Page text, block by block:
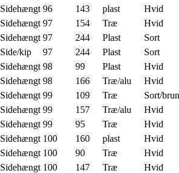
Sidehængt 96 143 plast
Hvid
Sidehængt 97 154 Træ
Hvid
Sidehængt 97 244 Plast
Sort
Side/kip 97 244 Plast
Sort
Sidehængt 98 99 Plast
Hvid
Sidehængt 98 166 Træ/alu
Hvid
Sidehængt 99 109 Træ
Sort/brun
Sidehængt 99 157 Træ/alu
Hvid
Sidehængt 99 95 Træ
Hvid
Sidehængt 100 160 plast
Hvid
Sidehængt 100 90 Træ
Hvid
Sidehængt 100 147 Træ
Hvid